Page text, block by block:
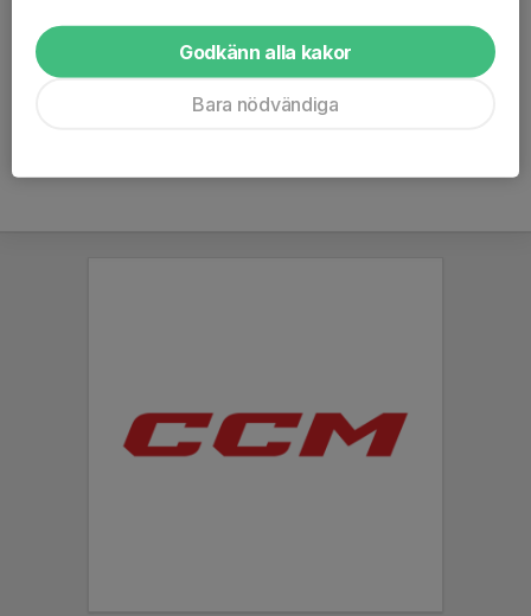
Titel
Ålder
36 år
Godkänn alla kakor
Bara nödvändiga